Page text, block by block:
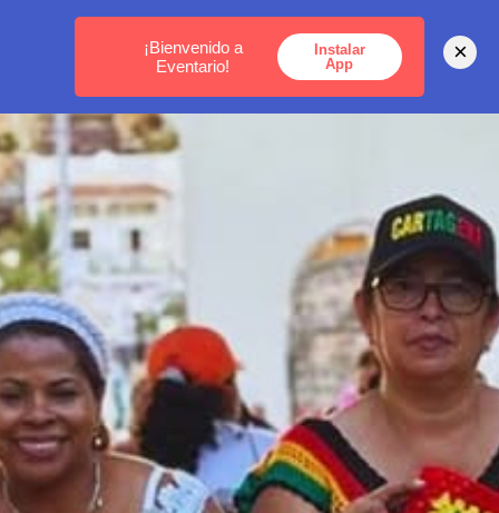
MEDELLÍN - BOGOTÁ - CARTAGENA
¡Bienvenido a
Eventario!
Instalar
App
×